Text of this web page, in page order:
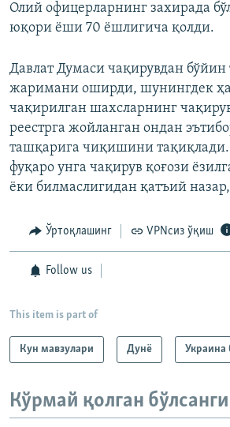
Олий офицерларнинг захирада
юқори ёши 70 ёшлигича қолди.
Давлат Думаси чақирувдан бўйин
жаримани оширди, шунингдек
чақирилган шахсларнинг
реестрга жойланган ондан
ташқарига чиқишини
фуқаро унга чақирув қоғози
ёки билмаслигидан қатъий
Ўртоқлашинг VPNсиз ўқиш
Follow us
This item is part of
Кун мавзулари Дунë Украина
Кўрмай қолган